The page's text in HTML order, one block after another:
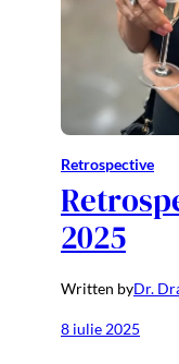
Retrospective
2025
Written byDr.
8 iulie 2025